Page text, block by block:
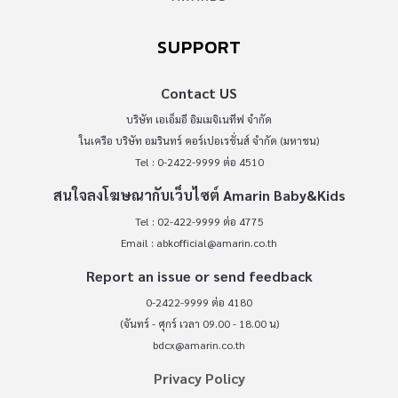
SUPPORT
Contact US
บริษัท เอเอ็มอี อิมเมจิเนทีฟ จำกัด
ในเครือ บริษัท อมรินทร์ คอร์เปอเรชั่นส์ จำกัด (มหาชน)
Tel : 0-2422-9999 ต่อ 4510
สนใจลงโฆษณากับเว็บไซต์ Amarin Baby&Kids
Tel : 02-422-9999 ต่อ 4775
Email : abkofficial@amarin.co.th
Report an issue or send feedback
0-2422-9999 ต่อ 4180
(จันทร์ - ศุกร์ เวลา 09.00 - 18.00 น)
bdcx@amarin.co.th
Privacy Policy